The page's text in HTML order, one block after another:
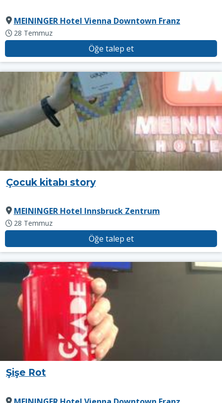
MEININGER Hotel Vienna Downtown Franz
28 Temmuz
Öğe talep et
Çocuk kitabı story
MEININGER Hotel Innsbruck Zentrum
28 Temmuz
Öğe talep et
Şişe Rot